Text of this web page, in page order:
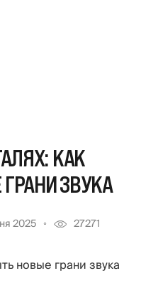
КАК
ЗВУКА
2025 27271